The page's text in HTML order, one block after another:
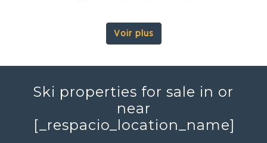
Voir plus
Ski properties for sale in or
near
[_respacio_location_name]